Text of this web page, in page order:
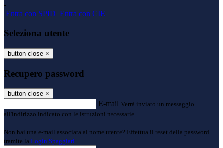
-
Entra con SPID Entra con CIE
Seleziona utente
button close ×
Recupero password
button close ×
E-mail Verrà inviato un messaggio
all'indirizzo indicato con le istruzioni necessarie.
Non hai una e-mail associata al nome utente? Effettua il reset della password
tramite la Login Spaggiari